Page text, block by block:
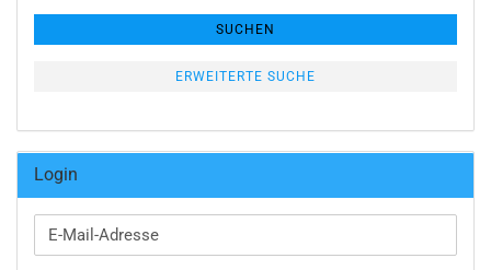
SUCHEN
ERWEITERTE SUCHE
Login
E-
Mail-